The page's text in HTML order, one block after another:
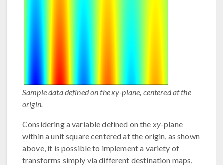
Sample data defined on the xy-plane, centered at the
origin.
Considering a variable defined on the xy-plane
within a unit square centered at the origin, as shown
above, it is possible to implement a variety of
transforms simply via different destination maps,